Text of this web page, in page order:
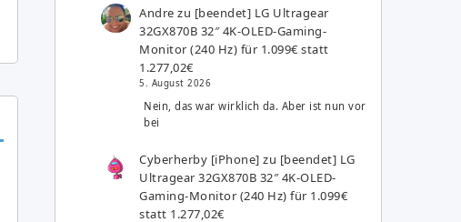
Andre zu [beendet] LG Ultragear
32GX870B 32″ 4K-OLED-Gaming-
Monitor (240 Hz) für 1.099€ statt
1.277,02€
5. August 2026
Nein, das war wirklich da. Aber ist nun vor
bei
Cyberherby [iPhone] zu [beendet] LG
Ultragear 32GX870B 32″ 4K-OLED-
Gaming-Monitor (240 Hz) für 1.099€
statt 1.277,02€